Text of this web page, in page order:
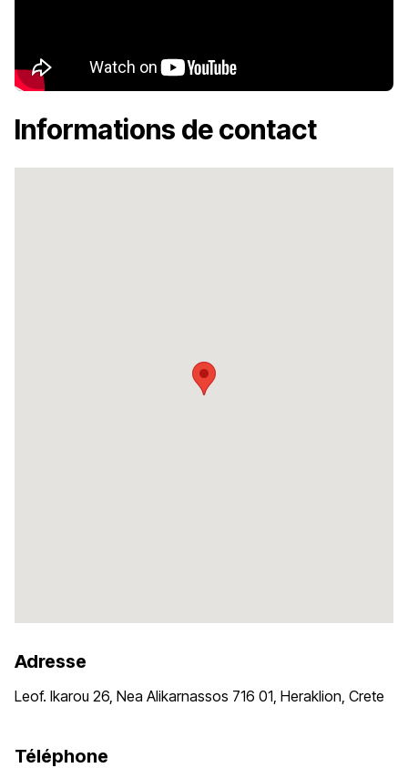
Informations de contact
Adresse
Leof. Ikarou 26, Nea Alikarnassos 716 01, Heraklion, Crete
Téléphone